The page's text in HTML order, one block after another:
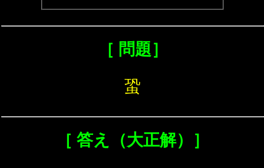
［ 問題］
蛩
［ 答え（大正解）］